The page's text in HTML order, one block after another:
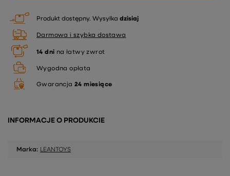
Produkt dostępny Wysyłka dzisiaj
Darmowa i szybka dostawa
14 dni na łatwy zwrot
Wygodna opłata
Gwarancja 24 miesiące
INFORMACJE O PRODUKCIE
Marka: LEANTOYS